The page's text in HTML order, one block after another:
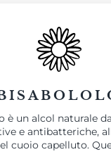
è un alcol naturale
e antibatteriche,
cuoio capelluto.